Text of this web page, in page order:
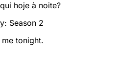
hoje à noite?
Season 2
tonight.